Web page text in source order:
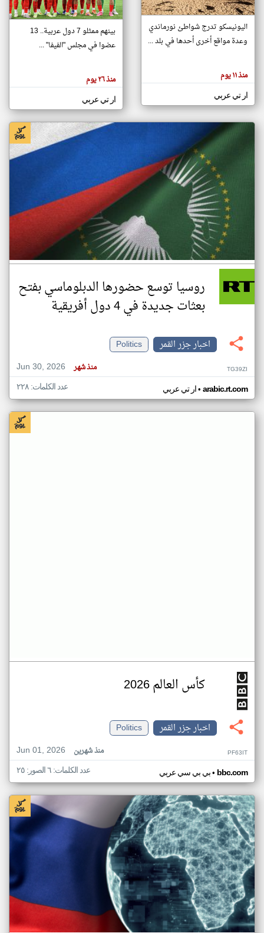
تغيير الدولة
اخبار جزر القمر على مدار الساعة
أهم اخبار جزر القمر العاجلة والمباشرة
هنا عن
وجهة
كاتبيها.
اليونيسكو تدرج شواطئ نورماندي
وعدة مواقع أخرى أحدها في بلد ...
منذ ١١ يوم
ار تي عربي
بينهم ممثلو 7 دول عربية.. 13
عضوا في مجلس "الفيفا" ...
منذ ٢٦ يوم
ار تي عربي
روسيا توسع حضورها الدبلوماسي بفتح
بعثات جديدة في 4 دول أفريقية
اخبار جزر القمر
Politics
Jun 30, 2026
منذ شهر TG39ZI
ار تي عربي• arabic.rt.com عدد الكلمات: ٢٢٨
كأس العالم 2026
اخبار جزر القمر
Politics
Jun 01, 2026
منذ شهرين PF63IT
بي بي سي عربي• bbc.com عدد الكلمات: ٦ الصور: ٢٥
klyoum.com